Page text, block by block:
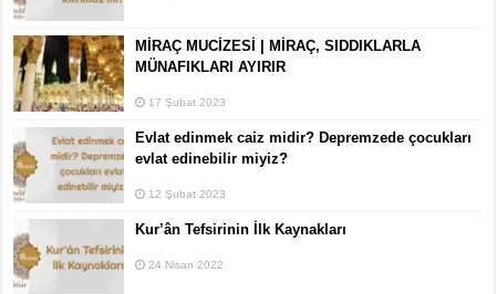
MİRAÇ MUCİZESİ | MİRAÇ, SIDDIKLARLA
MÜNAFIKLARI AYIRIR
17 Şubat 2023
Evlat edinmek caiz midir? Depremzede çocukları
evlat edinebilir miyiz?
12 Şubat 2023
Kur’ân Tefsirinin İlk Kaynakları
24 Nisan 2022